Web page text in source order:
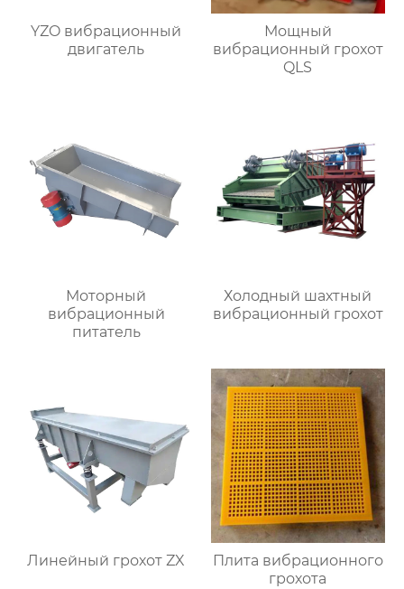
YZO вибрационный
двигатель
Мощный
вибрационный грохот
QLS
Моторный
вибрационный
питатель
Холодный шахтный
вибрационный грохот
Линейный грохот ZX
Плита вибрационного
грохота